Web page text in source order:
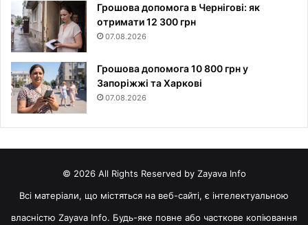
Грошова допомога в Чернігові: як
отримати 12 300 грн
07.08.2026
Грошова допомога 10 800 грн у
Запоріжжі та Харкові
07.08.2026
© 2026 All Rights Reserved by Zayava Info
Всі матеріали, що містяться на веб-сайті, є інтелектуальною
власністю Zayava Info. Будь-яке повне або часткове копіювання